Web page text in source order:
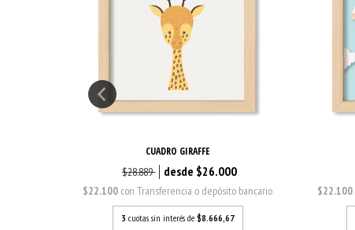
CUADRO GIRAFFE
$28.889 $26.000
$22.100 con Transferencia o depósito bancario
3 cuotas sin interés de $8.666,67
$22.100